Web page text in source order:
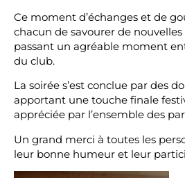
Ce moment d’échanges et de
chacun de savourer de
passant un agréable moment
du club.
La soirée s’est conclue par des
apportant une touche finale
appréciée par l’ensemble des
Un grand merci à toutes les
leur bonne humeur et leur